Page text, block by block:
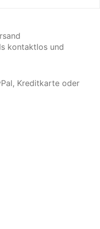
kontaktlos und
Kreditkarte oder